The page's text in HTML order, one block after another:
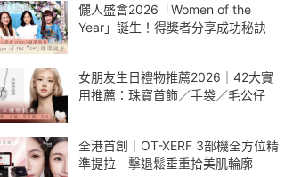
儷人盛會2026「Women of the
Year」誕生！得獎者分享成功秘訣
女朋友生日禮物推薦2026｜42大實
用推薦：珠寶首飾／手袋／毛公仔
全港首創｜OT-XERF 3部機全方位精
準提拉 擊退鬆垂重拾美肌輪廓